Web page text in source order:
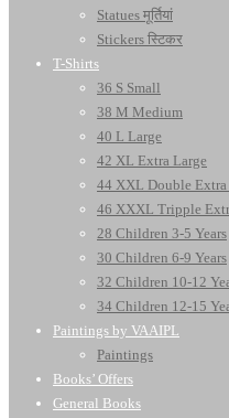
Statues मूर्तियां
Stickers स्टिकर
T-Shirts
36 S Small
38 M Medium
40 L Large
42 XL Extra Large
44 XXL Double Extra
46 XXXL Tripple
28 Children 3-5 Years
30 Children 6-9 Years
32 Children 10-12
34 Children 12-15
Paintings by VAAIPL
Paintings
Books’ Offers
General Books